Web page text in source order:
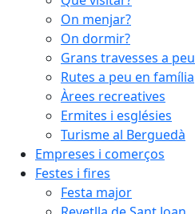
On menjar?
On dormir?
Grans travesses a peu
Rutes a peu en família
Àrees recreatives
Ermites i esglésies
Turisme al Berguedà
Empreses i comerços
Festes i fires
Festa major